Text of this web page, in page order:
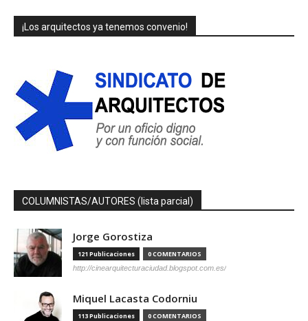
¡Los arquitectos ya tenemos convenio!
COLUMNISTAS/AUTORES (lista parcial)
Jorge Gorostiza
121 Publicaciones 0 COMENTARIOS
http://cinearquitecturaciudad.blogspot.com.es/
Miquel Lacasta Codorniu
113 Publicaciones 0 COMENTARIOS